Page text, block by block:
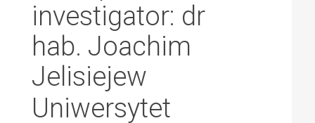
investigator: dr
hab. Joachim
Jelisiejew
Uniwersytet